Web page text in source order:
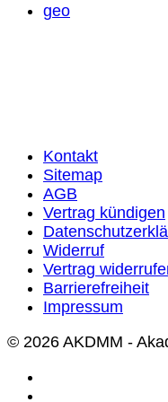
geo
Kontakt
Sitemap
AGB
Vertrag kündigen
Widerruf
Vertrag
Barrierefreiheit
Impressum
© 2026 AKDMM -